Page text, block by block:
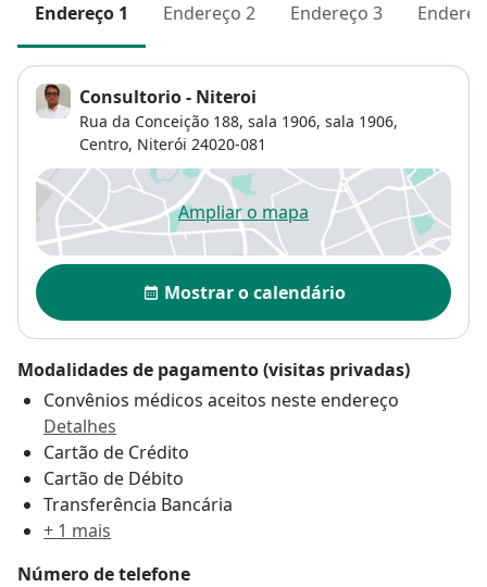
Endereço 1 Endereço 2 Endereço 3
Consultorio - Niteroi
Rua da Conceição 188, sala 1906, sala 1906,
Centro, Niterói 24020-081
Ampliar o mapaabre num novo separador
Disponibilidade
Mostrar o calendário
Modalidades de pagamento (visitas privadas)
Convênios médicos aceitos neste endereço
Detalhes
Cartão de Crédito
Cartão de Débito
Transferência Bancária
+ 1 mais
Número de telefone